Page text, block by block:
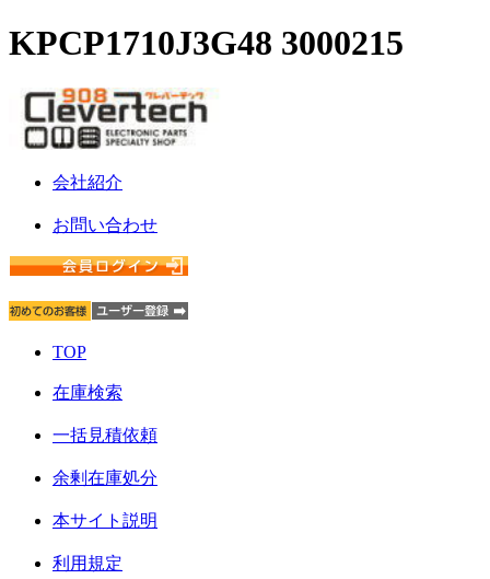
KPCP1710J3G48 3000215
会社紹介
お問い合わせ
TOP
在庫検索
一括見積依頼
余剰在庫処分
本サイト説明
利用規定